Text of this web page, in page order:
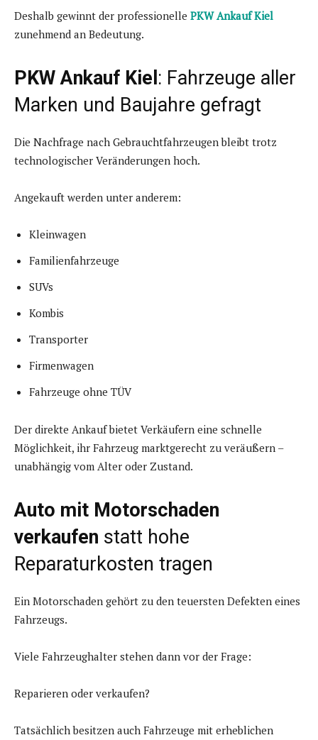
Deshalb gewinnt der professionelle PKW Ankauf Kiel
zunehmend an Bedeutung.
PKW Ankauf Kiel : Fahrzeuge aller
Marken und Baujahre gefragt
Die Nachfrage nach Gebrauchtfahrzeugen bleibt trotz
technologischer Veränderungen hoch.
Angekauft werden unter anderem:
Kleinwagen
Familienfahrzeuge
SUVs
Kombis
Transporter
Firmenwagen
Fahrzeuge ohne TÜV
Der direkte Ankauf bietet Verkäufern eine schnelle
Möglichkeit, ihr Fahrzeug marktgerecht zu veräußern –
unabhängig vom Alter oder Zustand.
Auto mit Motorschaden
verkaufen statt hohe
Reparaturkosten tragen
Ein Motorschaden gehört zu den teuersten Defekten eines
Fahrzeugs.
Viele Fahrzeughalter stehen dann vor der Frage:
Reparieren oder verkaufen?
Tatsächlich besitzen auch Fahrzeuge mit erheblichen